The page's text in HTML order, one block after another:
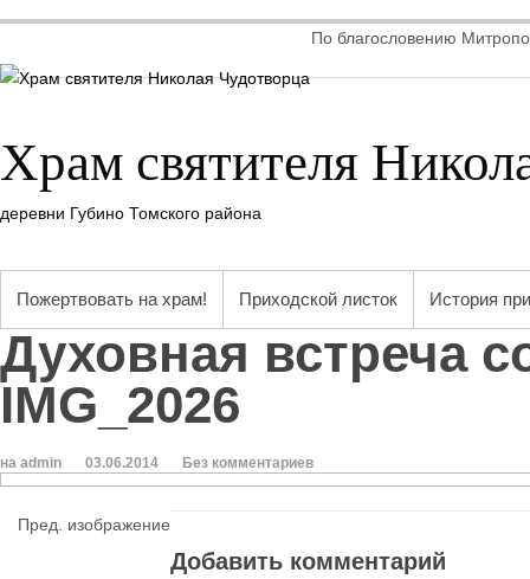
По благословению
Храм святителя
деревни Губино Томского района
Пожертвовать на храм! Приходской листок История
Духовная встреча
IMG_2026
на admin 03.06.2014 Без комментариев
Пред. изображение
Добавить комментарий